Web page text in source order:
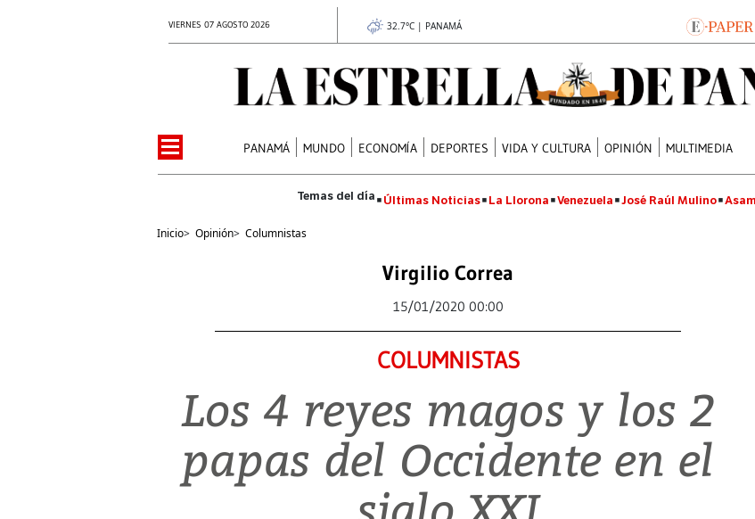
VIERNES 07 AGOSTO 2026 32.7°C | PANAMÁ
PANAMÁ MUNDO ECONOMÍA DEPORTES VIDA Y CULTURA OPINIÓN MULTIMEDIA
Últimas Noticias La Llorona Venezuela José Raúl Mulino
Inicio> Opinión> Columnistas
Virgilio Correa
15/01/2020 00:00
COLUMNISTAS
Los 4 reyes magos y los 2
papas del Occidente en el